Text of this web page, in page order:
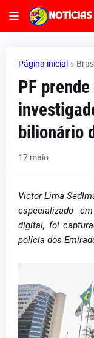
Página inicial
PF
bilionário
17 maio
Victor Lima
especializado
digital, foi
polícia dos